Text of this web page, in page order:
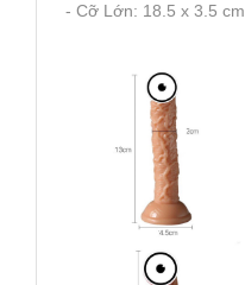
- Cỡ Lớn: 18.5 x 3.5 cm